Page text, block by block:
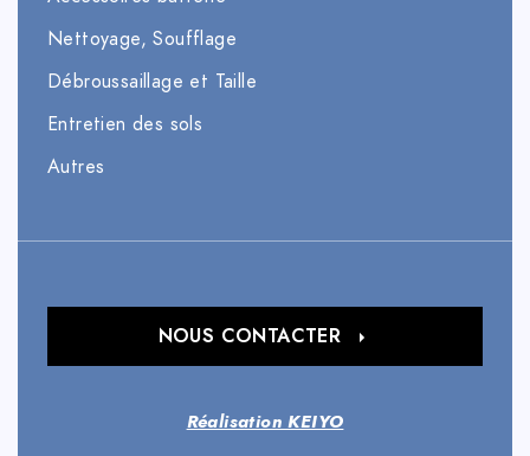
Nettoyage, Soufflage
Débroussaillage et Taille
Entretien des sols
Autres
Réalisation KEIYO
NOUS CONTACTER